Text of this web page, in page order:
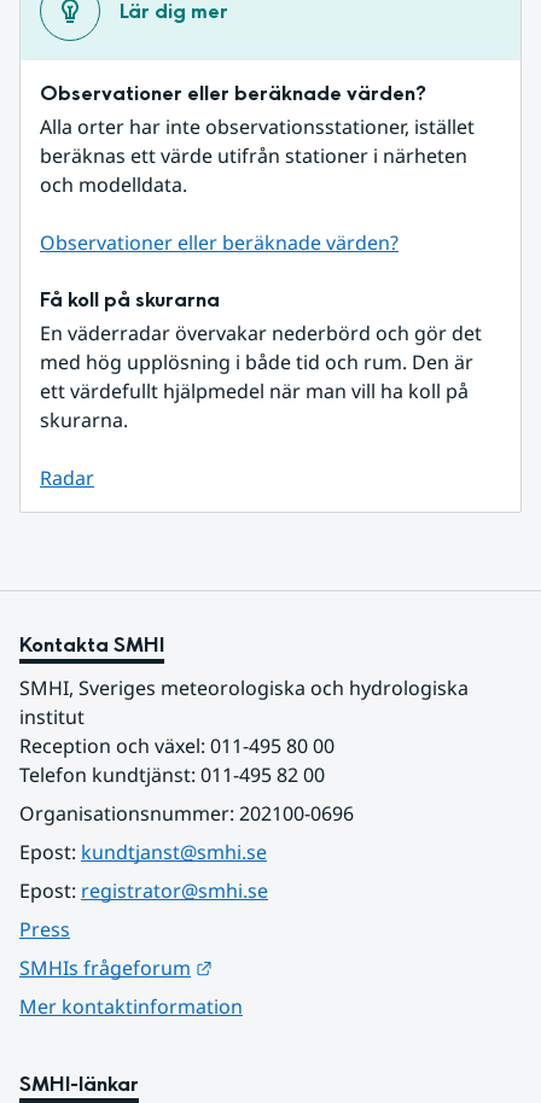
Lär dig mer
Observationer eller beräknade värden?
Alla orter har inte observationsstationer, istället
beräknas ett värde utifrån stationer i närheten
och modelldata.
Observationer eller beräknade värden?
Få koll på skurarna
En väderradar övervakar nederbörd och gör det
med hög upplösning i både tid och rum. Den är
ett värdefullt hjälpmedel när man vill ha koll på
skurarna.
Radar
Kontakta SMHI
SMHI, Sveriges meteorologiska och hydrologiska
institut
Reception och växel: 011-495 80 00
Telefon kundtjänst: 011-495 82 00
Organisationsnummer: 202100-0696
Epost: kundtjanst@smhi.se
Epost: registrator@smhi.se
Press
SMHIs frågeforum
Mer kontaktinformation
SMHI-länkar